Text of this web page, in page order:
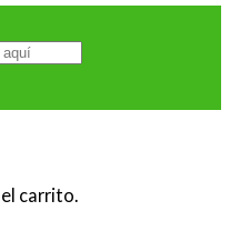
carrito.